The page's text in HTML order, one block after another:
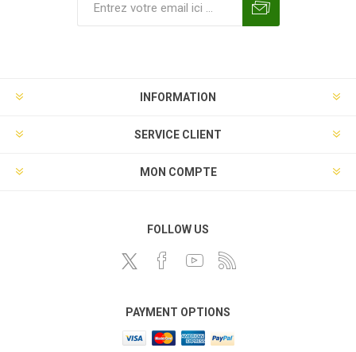
INFORMATION
SERVICE CLIENT
MON COMPTE
FOLLOW US
PAYMENT OPTIONS